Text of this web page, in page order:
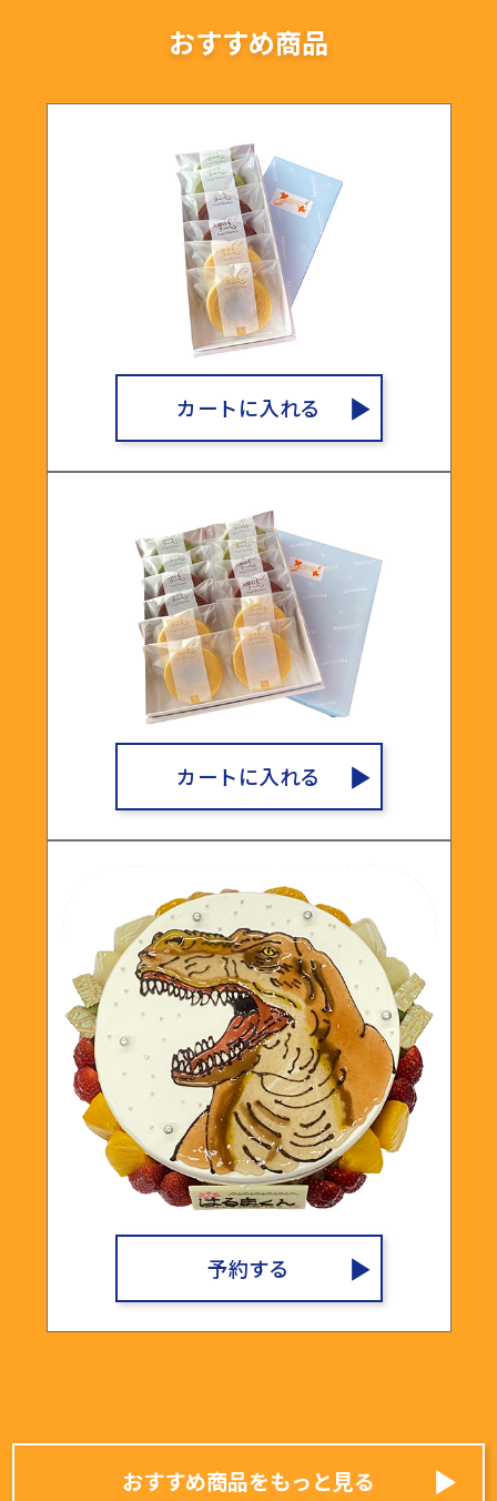
おすすめ商品
カートに入れる ▶
カートに入れる ▶
予約する ▶
おすすめ商品をもっと見る ▶